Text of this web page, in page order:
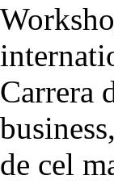
Carrera
de cel